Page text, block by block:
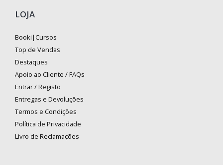
LOJA
Booki|Cursos
Top de Vendas
Destaques
Apoio ao Cliente / FAQs
Entrar / Registo
Entregas e Devoluções
Termos e Condições
Política de Privacidade
Livro de Reclamações